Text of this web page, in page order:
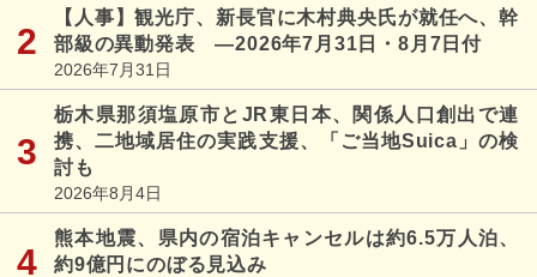
【人事】観光庁、新長官に木村典央氏が就任へ、幹
部級の異動発表 ―2026年7月31日・8月7日付
2026年7月31日
栃木県那須塩原市とJR東日本、関係人口創出で連
携、二地域居住の実践支援、「ご当地Suica」の検
討も
2026年8月4日
熊本地震、県内の宿泊キャンセルは約6.5万人泊、
約9億円にのぼる見込み